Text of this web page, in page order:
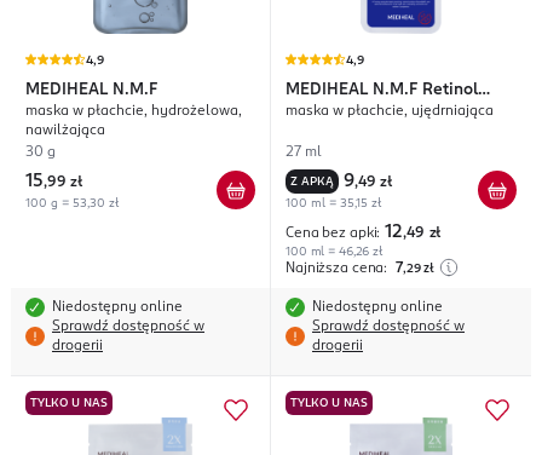
4,9
MEDIHEAL N.M.F
maska w płachcie, hydrożelowa,
nawilżająca
30 g
15,99 zł
100 g = 53,30 zł
Niedostępny online
Sprawdź dostępność w
drogerii
4,9
MEDIHEAL N.M.F Retinol
Firming
maska w płachcie, ujędrniająca
27 ml
Z APKĄ 9,49 zł
100 ml = 35,15 zł
Cena bez apki: 12,49 zł
100 ml = 46,26 zł
Najniższa cena: 7,29 zł
Niedostępny online
Sprawdź dostępność w
drogerii
TYLKO U NAS TYLKO U NAS